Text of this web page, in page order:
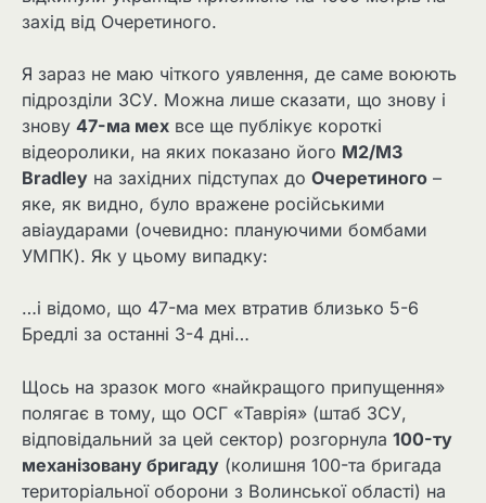
захід від Очеретиного.
Я зараз не маю чіткого уявлення, де саме воюють
підрозділи ЗСУ. Можна лише сказати, що знову і
знову 47-ма мех все ще публікує короткі
відеоролики, на яких показано його M2/M3
Bradley на західних підступах до Очеретиного –
яке, як видно, було вражене російськими
авіаударами (очевидно: плануючими бомбами
УМПК). Як у цьому випадку:
…і відомо, що 47-ма мех втратив близько 5-6
Бредлі за останні 3-4 дні…
Щось на зразок мого «найкращого припущення»
полягає в тому, що ОСГ «Таврія» (штаб ЗСУ,
відповідальний за цей сектор) розгорнула 100-ту
механізовану бригаду (колишня 100-та бригада
територіальної оборони з Волинської області) на